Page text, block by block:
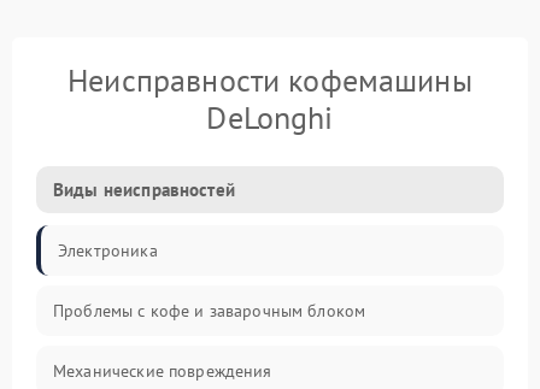
Неисправности кофемашины
DeLonghi
Виды неисправностей
Электроника
Проблемы с кофе и заварочным блоком
Механические повреждения